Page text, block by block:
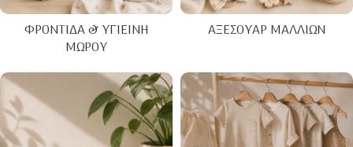
ΦΡΟΝΤΊΔΑ & ΥΓΙΕΙΝΉ
ΜΩΡΟΎ
ΑΞΕΣΟΥΆΡ ΜΑΛΛΙΏΝ